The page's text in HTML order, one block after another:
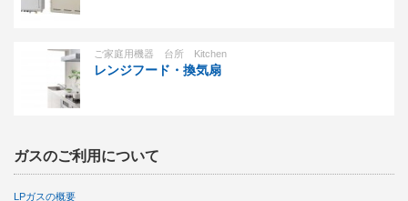
ご家庭用機器 台所 Kitchen
レンジフード・換気扇
ガスのご利用について
LPガスの概要